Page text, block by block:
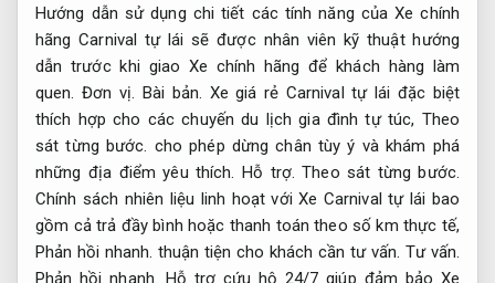
Hướng dẫn sử dụng chi tiết các tính năng của Xe chính
hãng Carnival tự lái sẽ được nhân viên kỹ thuật hướng
dẫn trước khi giao Xe chính hãng để khách hàng làm
quen.Đơn vị. Bài bản. Xe giá rẻ Carnival tự lái đặc biệt
thích hợp cho các chuyến du lịch gia đình tự túc, Theo
sát từng bước. cho phép dừng chân tùy ý và khám phá
những địa điểm yêu thích. Hỗ trợ. Theo sát từng bước.
Chính sách nhiên liệu linh hoạt với Xe Carnival tự lái bao
gồm cả trả đầy bình hoặc thanh toán theo số km thực tế,
Phản hồi nhanh. thuận tiện cho khách cần tư vấn. Tư vấn.
Phản hồi nhanh. Hỗ trợ cứu hộ 24/7 giúp đảm bảo Xe